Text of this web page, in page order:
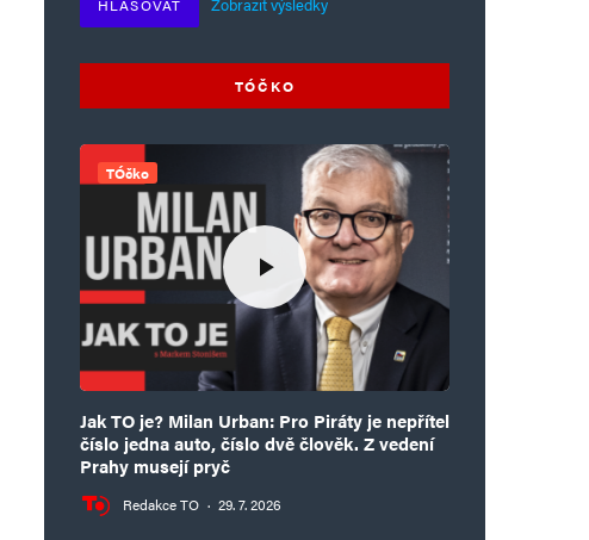
HLASOVAT
TÓČKO
TÓčko
Jak TO je? Milan Urban: Pro Piráty je nepřítel
číslo jedna auto, číslo dvě člověk. Z vedení
Prahy musejí pryč
Redakce TO · 29. 7. 2026